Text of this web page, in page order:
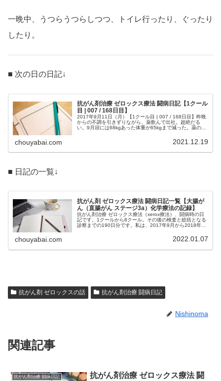
一晩中、うつらうつらしつつ、トイレ行ったり、ぐったり
したり。
■ 次の日の日記↓
抗がん剤治療 ゼロックス療法 闘病日記【1クール
目 | 007 / 168日目】
2017年9月11日（月）【1クール目 | 007 / 168日目】昨晩
からの不調を引きずりながら、薬飲んで出社。超絶だる
い。9月頭には68kgあった体重が65kgまで減った。薬のせ
chouyabai.com 2021.12.19
■ 日記の一覧↓
抗がん剤 ゼロックス療法 闘病日記一覧【大腸が
ん（直腸がん ステージ3a）化学療法の記録】
抗がん剤治療 ゼロックス療法（xerox療法）、闘病時の日
記です。1クールから8クール。その後の検査と総括となる
診察までの190日分です。私は、2017年9月から2018年2
chouyabai.com 2022.01.07
抗がん剤 ゼロックスの話 抗がん剤治療 闘病日記
Nishinoma
関連記事
抗がん剤治療 闘病日記 抗がん剤治療 ゼロックス療法 闘